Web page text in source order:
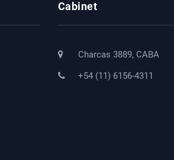
Cabinet
Charcas 3889, CABA
+54 (11) 6156-4311